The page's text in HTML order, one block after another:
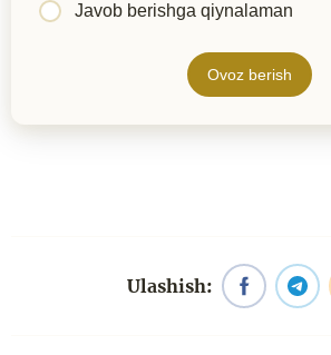
Javob berishga qiynalaman
Ovoz berish
Ulashish: